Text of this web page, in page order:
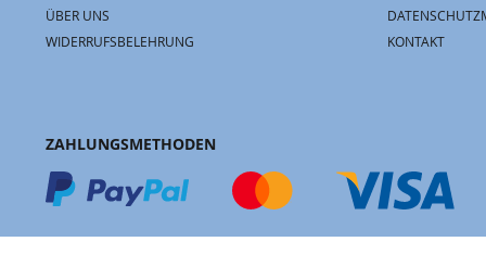
ÜBER UNS
WIDERRUFSBELEHRUNG
KONTAKT
ZAHLUNGSMETHODEN